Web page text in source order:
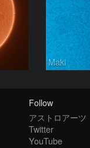
Maki
Follow
アストロアーツ
Twitter
YouTube